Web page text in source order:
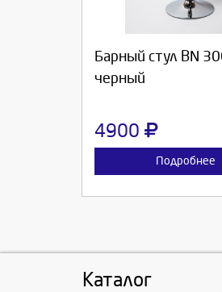
Барный стул ВN
черный
4900
Подробнее
Продолжить
Каталог